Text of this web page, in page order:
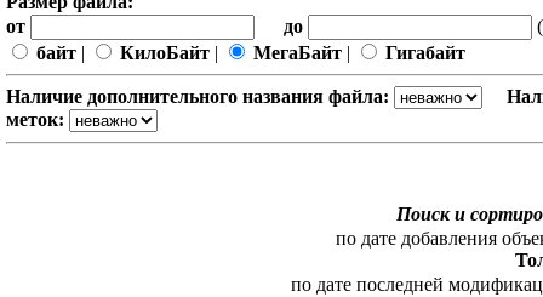
от
до
байт | КилоБайт | МегаБайт | Гигабайт
Наличие дополнительного названия файла:
меток:
Поиск и
по дате добавления
по дате последней